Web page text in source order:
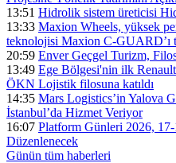
13:51 Hidrolik sistem üreticisi
13:33 Maxion Wheels, yüksek
teknolojisi Maxion C-GUARD’ı
20:59 Enver Geçgel Turizm,
13:49 Ege Bölgesi'nin ilk
ÖKN Lojistik filosuna katıldı
14:35 Mars Logistics’in Yalova
İstanbul’da Hizmet Veriyor
16:07 Platform Günleri 2026, 17-
Düzenlenecek
Günün tüm haberleri